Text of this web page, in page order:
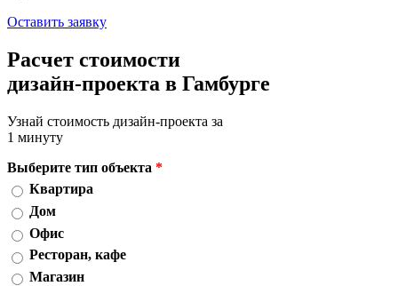
Оставить заявку
Расчет стоимости
дизайн-проекта в Гамбурге
Узнай стоимость дизайн-проекта за
1 минуту
Выберите тип объекта *
Квартира
Дом
Офис
Ресторан, кафе
Магазин